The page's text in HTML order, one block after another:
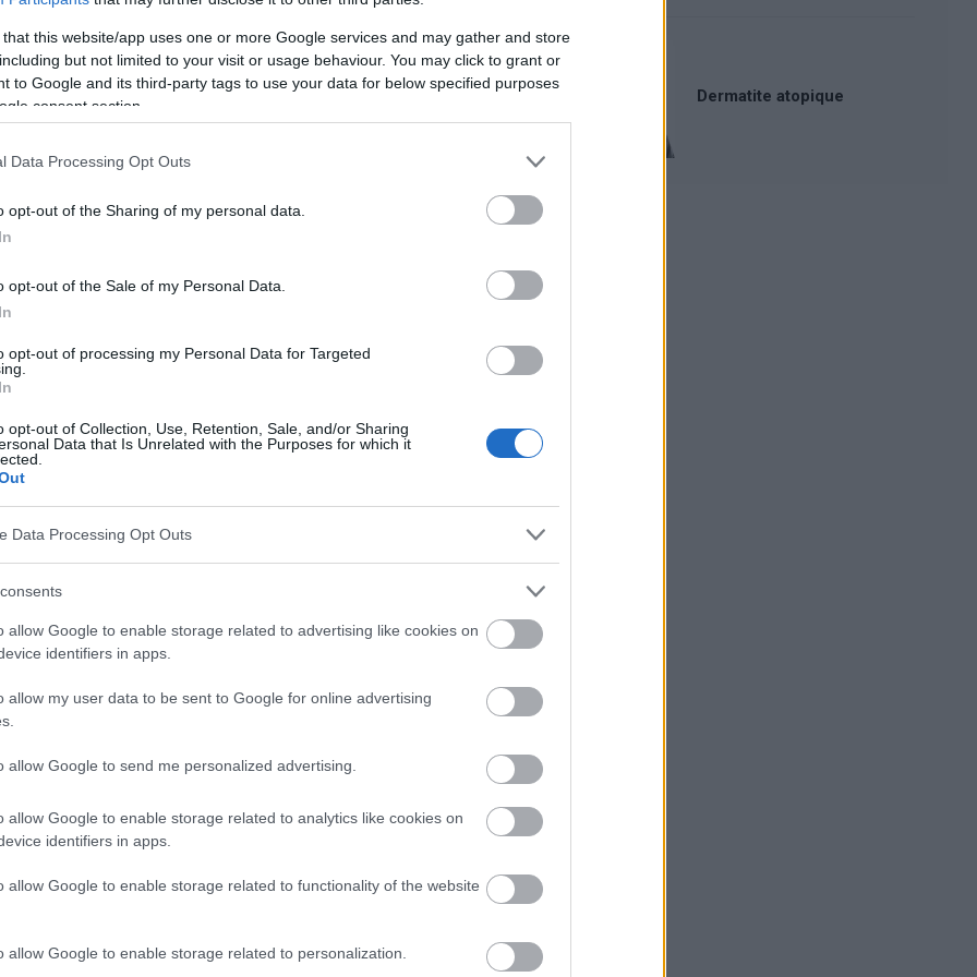
that this website/app uses one or more Google services and may gather and store
but not limited to your visit or usage behaviour. You may click to grant or
to Google and its third-party tags to use your data for below specified purposes
consent section.
Data Processing Opt Outs
opt-out of the Sharing of my personal data.
opt-out of the Sale of my Personal Data.
opt-out of processing my Personal Data for Targeted
opt-out of Collection, Use, Retention, Sale, and/or Sharing
Data that Is Unrelated with the Purposes for which it
Data Processing Opt Outs
allow Google to enable storage related to advertising like cookies on
identifiers in apps.
allow my user data to be sent to Google for online advertising
allow Google to send me personalized advertising.
allow Google to enable storage related to analytics like cookies on
identifiers in apps.
allow Google to enable storage related to functionality of the website
allow Google to enable storage related to personalization.
est préparatoire à la phase
à 10-12 ans. La deuxième est celle de la
de 11-12 ans et se termine lorsque l'enfant
complète, dure jusqu'à 16-18 ans. La puberté
ans, est une période extrêmement étendue. Elle se
soudain de la croissance, l'apparition des
Des changements aussi importants dans le corps
bien à quel point c'est une période spécifique et
d'effets secondaires, dont desproblèmes
les démangeaisons, la folliculite, les pellicules
de plus près.
liée à une production excessive de sébum par les
fréquente pendant la puberté et les glandes
Leur fonction est d'inhiber ou de stimuler
Dermatite atopique